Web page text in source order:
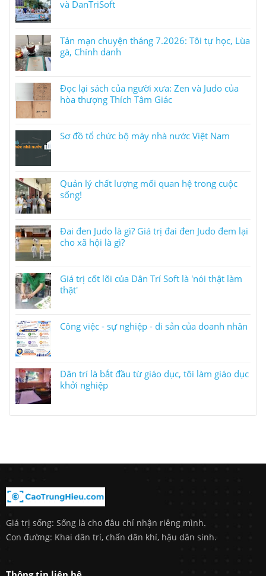
và DanTriSoft
Tản mạn chuyện tháng 7.2026: Tôi tự học, Lùa
gà, Chính danh
Đọc lại sách của người xưa: Zen và Judo của
hòa thượng Thích Tâm Giác
Sơ đồ tổ chức bộ máy nhà nước Việt Nam
Quản lý chất lượng mối quan hệ trong cuộc
sống!
Đai đen Judo là gì? Giá trị đai đen Judo đem lại
cho xã hội là gì?
Giá trị cốt lõi của Dân Trí Soft là 'nói thật làm
thật'
Công việc - sự nghiệp - di sản của doanh nhân
Dân trí là bắt đầu từ giáo dục, tôi làm giáo dục
khởi nghiệp
Giá trị sống: Sống là cho đâu chỉ nhận riêng mình.
Con đường: Khai dân trí, chấn dân khí, hậu dân sinh.